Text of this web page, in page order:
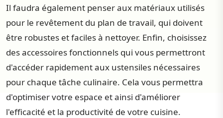
Il faudra également penser aux matériaux utilisés
pour le revêtement du plan de travail, qui doivent
être robustes et faciles à nettoyer. Enfin, choisissez
des accessoires fonctionnels qui vous permettront
d'accéder rapidement aux ustensiles nécessaires
pour chaque tâche culinaire. Cela vous permettra
d'optimiser votre espace et ainsi d'améliorer
l'efficacité et la productivité de votre cuisine.